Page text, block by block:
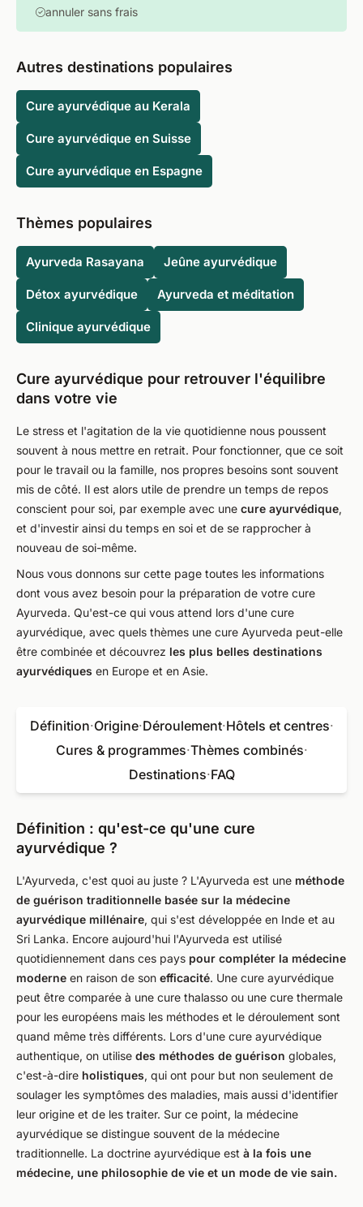
annuler sans frais
Autres destinations populaires
Cure ayurvédique au Kerala
Cure ayurvédique en Suisse
Cure ayurvédique en Espagne
Thèmes populaires
Ayurveda Rasayana Jeûne ayurvédique
Détox ayurvédique Ayurveda et méditation
Clinique ayurvédique
Cure ayurvédique pour retrouver l'équilibre
dans votre vie
Le stress et l'agitation de la vie quotidienne nous poussent
souvent à nous mettre en retrait. Pour fonctionner, que ce soit
pour le travail ou la famille, nos propres besoins sont souvent
mis de côté. Il est alors utile de prendre un temps de repos
conscient pour soi, par exemple avec une cure ayurvédique,
et d'investir ainsi du temps en soi et de se rapprocher à
nouveau de soi-même.
Nous vous donnons sur cette page toutes les informations
dont vous avez besoin pour la préparation de votre cure
Ayurveda. Qu'est-ce qui vous attend lors d'une cure
ayurvédique, avec quels thèmes une cure Ayurveda peut-elle
être combinée et découvrez les plus belles destinations
ayurvédiques en Europe et en Asie.
Définition·Origine·Déroulement·Hôtels et centres·
Cures & programmes·Thèmes combinés·
Destinations·FAQ
Définition : qu'est-ce qu'une cure
ayurvédique ?
L'Ayurveda, c'est quoi au juste ? L'Ayurveda est une méthode
de guérison traditionnelle basée sur la médecine
ayurvédique millénaire, qui s'est développée en Inde et au
Sri Lanka. Encore aujourd'hui l'Ayurveda est utilisé
quotidiennement dans ces pays pour compléter la médecine
moderne en raison de son efficacité. Une cure ayurvédique
peut être comparée à une cure thalasso ou une cure thermale
pour les européens mais les méthodes et le déroulement sont
quand même très différents. Lors d'une cure ayurvédique
authentique, on utilise des méthodes de guérison globales,
c'est-à-dire holistiques, qui ont pour but non seulement de
soulager les symptômes des maladies, mais aussi d'identifier
leur origine et de les traiter. Sur ce point, la médecine
ayurvédique se distingue souvent de la médecine
traditionnelle. La doctrine ayurvédique est à la fois une
médecine, une philosophie de vie et un mode de vie sain.